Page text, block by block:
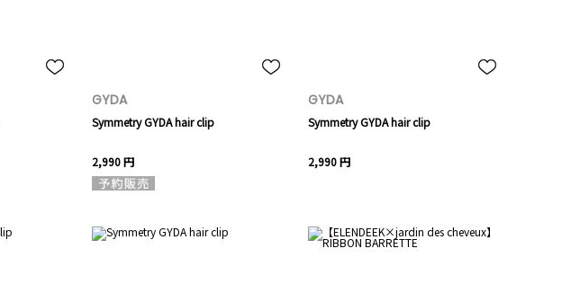
GYDA
Symmetry GYDA hair clip
2,990 円
GYDA
Symmetry GYDA hair clip
2,990 円